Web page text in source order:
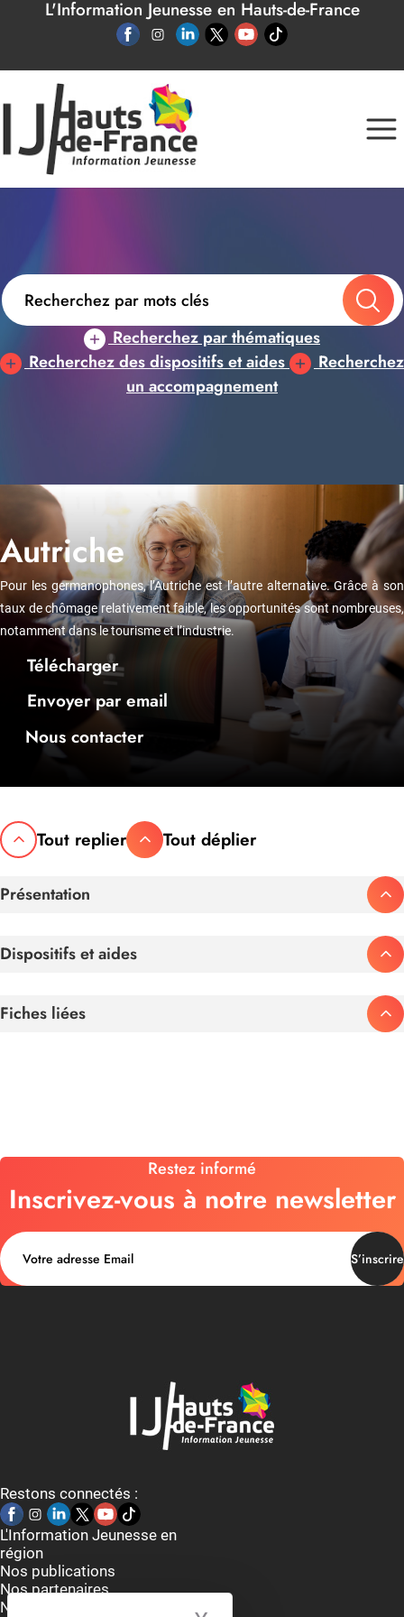
Panneau de gestion des cookies
L'Information Jeunesse en Hauts-de-France
Recherchez par thématiques
Recherchez des dispositifs et aides
Recherchez
un accompagnement
Autriche
Pour les germanophones, l’Autriche est l’autre alternative. Grâce à son
taux de chômage relativement faible, les opportunités sont nombreuses,
notamment dans le tourisme et l’industrie.
Télécharger
Envoyer par email
Nous contacter
Tout replier Tout déplier
Présentation
Dispositifs et aides
Fiches liées
Restez informé
Inscrivez-vous à notre newsletter
S’inscrire
Restons connectés :
L'Information Jeunesse en
région
Nos publications
Nos partenaires
Nous contacter